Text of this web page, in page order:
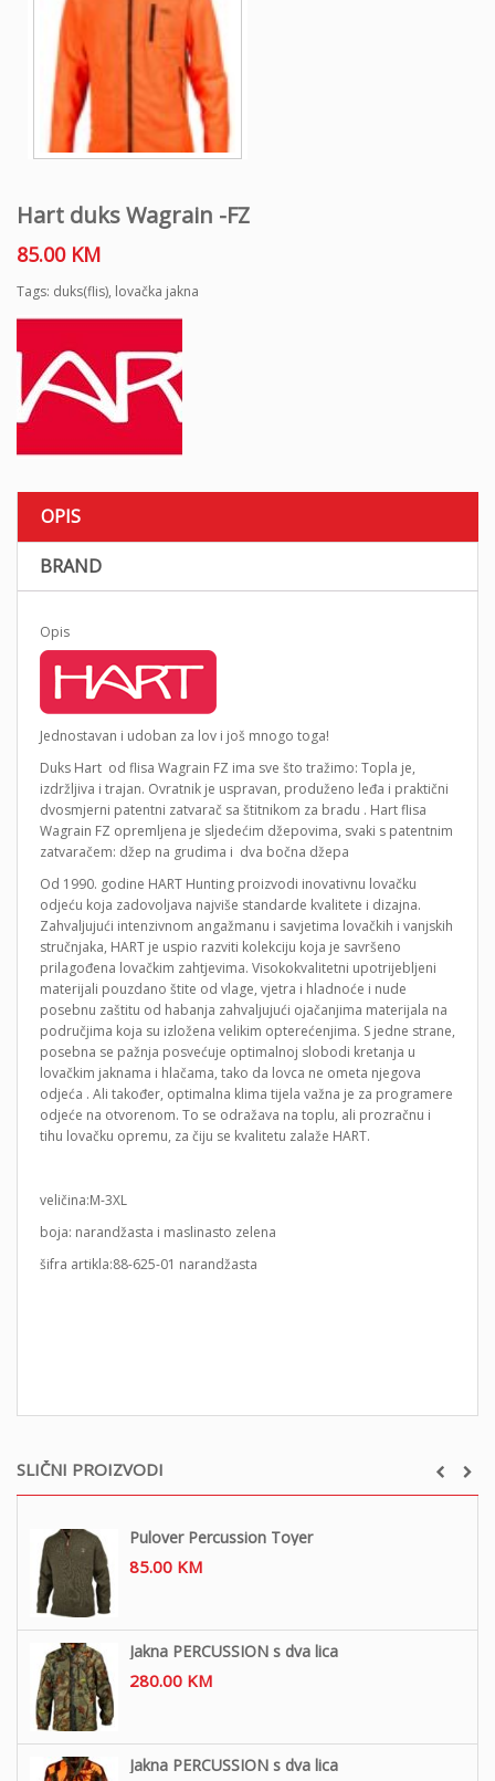
SLIČNI PROIZVODI
Pulover Percussion Toyer
85.00 KM
Jakna PERCUSSION s dva lica
280.00 KM
Jakna PERCUSSION s dva lica
Hart duks Wagrain -FZ
85.00 KM
Tags: duks(flis), lovačka jakna
OPIS
BRAND
Opis
Jednostavan i udoban za lov i još mnogo toga!
Duks Hart od flisa Wagrain FZ ima sve što tražimo: Topla je,
izdržljiva i trajan. Ovratnik je uspravan, produženo leđa i praktični
dvosmjerni patentni zatvarač sa štitnikom za bradu . Hart flisa
Wagrain FZ opremljena je sljedećim džepovima, svaki s patentnim
zatvaračem: džep na grudima i dva bočna džepa
Od 1990. godine HART Hunting proizvodi inovativnu lovačku
odjeću koja zadovoljava najviše standarde kvalitete i dizajna.
Zahvaljujući intenzivnom angažmanu i savjetima lovačkih i vanjskih
stručnjaka, HART je uspio razviti kolekciju koja je savršeno
prilagođena lovačkim zahtjevima. Visokokvalitetni upotrijebljeni
materijali pouzdano štite od vlage, vjetra i hladnoće i nude
posebnu zaštitu od habanja zahvaljujući ojačanjima materijala na
područjima koja su izložena velikim opterećenjima. S jedne strane,
posebna se pažnja posvećuje optimalnoj slobodi kretanja u
lovačkim jaknama i hlačama, tako da lovca ne ometa njegova
odjeća . Ali također, optimalna klima tijela važna je za programere
odjeće na otvorenom. To se odražava na toplu, ali prozračnu i
tihu lovačku opremu, za čiju se kvalitetu zalaže HART.
veličina:M-3XL
boja: narandžasta i maslinasto zelena
šifra artikla:88-625-01 narandžasta